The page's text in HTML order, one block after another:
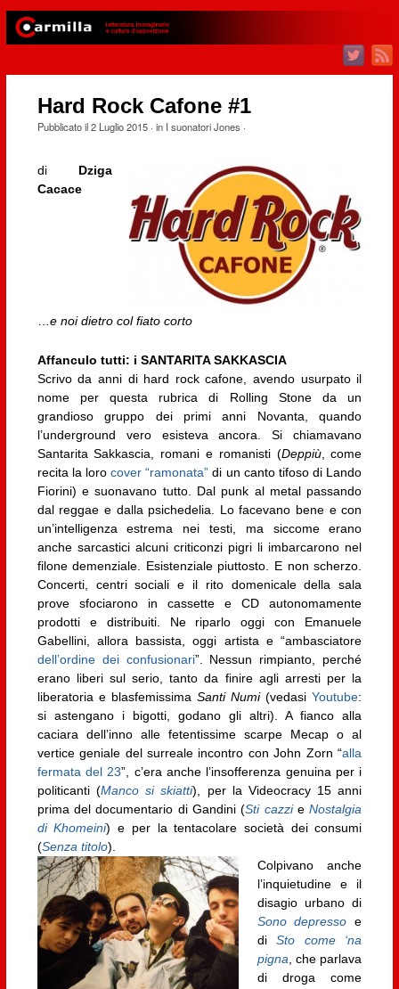
Hard Rock Cafone #1
Pubblicato il2 Luglio 2015· in I suonatori Jones ·
di Dziga
Cacace
…e noi dietro col fiato corto
Affanculo tutti: i SANTARITA SAKKASCIA
Scrivo da anni di hard rock cafone, avendo usurpato il
nome per questa rubrica di Rolling Stone da un
grandioso gruppo dei primi anni Novanta, quando
l’underground vero esisteva ancora. Si chiamavano
Santarita Sakkascia, romani e romanisti (Deppiù, come
recita la lorocover “ramonata” di un canto tifoso di Lando
Fiorini) e suonavano tutto. Dal punk al metal passando
dal reggae e dalla psichedelia. Lo facevano bene e con
un’intelligenza estrema nei testi, ma siccome erano
anche sarcastici alcuni criticonzi pigri li imbarcarono nel
filone demenziale. Esistenziale piuttosto. E non scherzo.
Concerti, centri sociali e il rito domenicale della sala
prove sfociarono in cassette e CD autonomamente
prodotti e distribuiti. Ne riparlo oggi con Emanuele
Gabellini, allora bassista, oggi artista e “ambasciatore
dell’ordine dei confusionari”. Nessun rimpianto, perché
erano liberi sul serio, tanto da finire agli arresti per la
liberatoria e blasfemissima Santi Numi(vedasiYoutube:
si astengano i bigotti, godano gli altri). A fianco alla
caciara dell’inno alle fetentissime scarpe Mecap o al
vertice geniale del surreale incontro con John Zorn “alla
fermata del 23”, c’era anche l’insofferenza genuina per i
politicanti (Manco si skiatti), per la Videocracy 15 anni
prima del documentario di Gandini (Sti cazzieNostalgia
di Khomeini) e per la tentacolare società dei consumi
(Senza titolo).
Colpivano anche
l’inquietudine e il
disagio urbano di
Sono depresso e
diSto come ‘na
pigna , che parlava
di droga come